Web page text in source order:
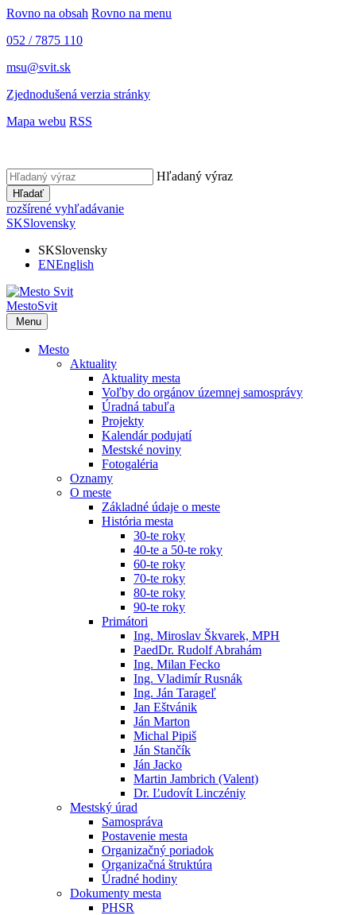
Rovno na obsah Rovno na menu
052 / 7875 110
msu@svit.sk
Zjednodušená verzia stránky
Mapa webu RSS
Hľadaný výraz
Hľadať
rozšírené vyhľadávanie
SKSlovensky
SKSlovensky
ENEnglish
MestoSvit
Menu
Mesto
Aktuality
Aktuality mesta
Voľby do orgánov územnej samosprávy
Úradná tabuľa
Projekty
Kalendár podujatí
Mestské noviny
Fotogaléria
Oznamy
O meste
Základné údaje o meste
História mesta
30-te roky
40-te a 50-te roky
60-te roky
70-te roky
80-te roky
90-te roky
Primátori
Ing. Miroslav Škvarek, MPH
PaedDr. Rudolf Abrahám
Ing. Milan Fecko
Ing. Vladimír Rusnák
Ing. Ján Tarageľ
Jan Eštvánik
Ján Marton
Michal Pipiš
Ján Stančík
Ján Jacko
Martin Jambrich (Valent)
Dr. Ľudovít Linczéniy
Mestský úrad
Samospráva
Postavenie mesta
Organizačný poriadok
Organizačná štruktúra
Úradné hodiny
Dokumenty mesta
PHSR